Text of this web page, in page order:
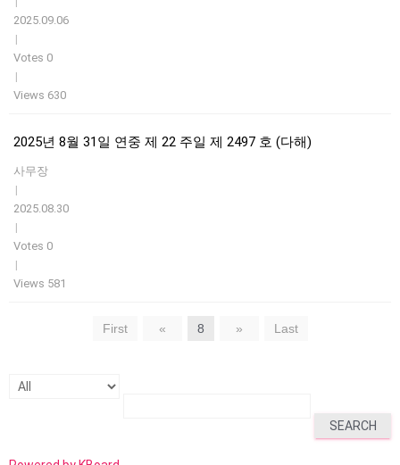
2025.09.06
|
Votes 0
|
Views 630
2025년 8월 31일 연중 제 22 주일 제 2497 호 (다해)
사무장
|
2025.08.30
|
Votes 0
|
Views 581
First « 8 » Last
SEARCH